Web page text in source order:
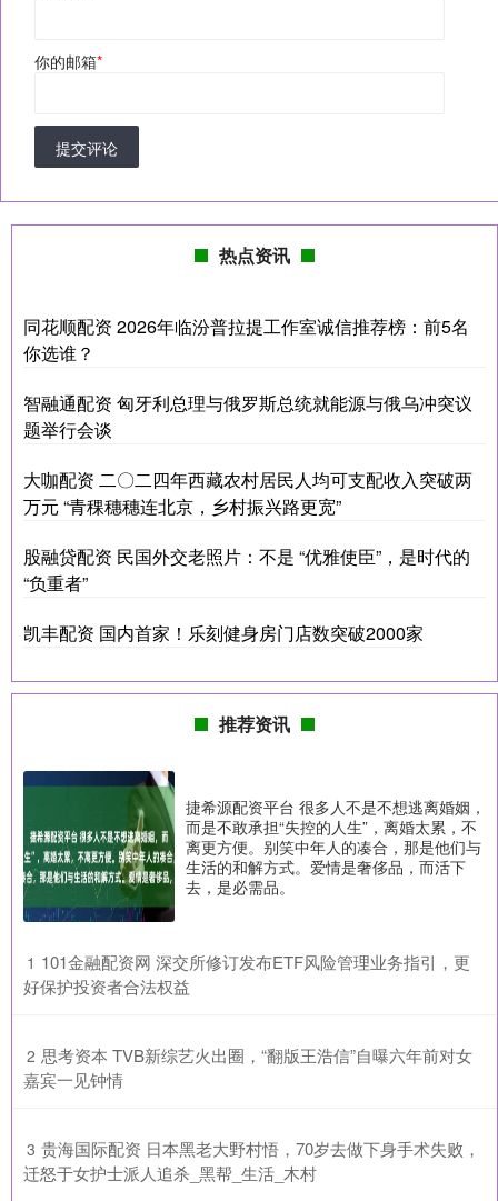
你的邮箱*
提交评论
热点资讯
同花顺配资 2026年临汾普拉提工作室诚信推荐榜：前5名
你选谁？
智融通配资 匈牙利总理与俄罗斯总统就能源与俄乌冲突议
题举行会谈
大咖配资 二〇二四年西藏农村居民人均可支配收入突破两
万元 “青稞穗穗连北京，乡村振兴路更宽”
股融贷配资 民国外交老照片：不是 “优雅使臣”，是时代的
“负重者”
凯丰配资 国内首家！乐刻健身房门店数突破2000家
推荐资讯
捷希源配资平台 很多人不是不想逃离婚姻，
而是不敢承担“失控的人生”，离婚太累，不
离更方便。别笑中年人的凑合，那是他们与
生活的和解方式。爱情是奢侈品，而活下
去，是必需品。
1 ​101金融配资网 深交所修订发布ETF风险管理业务指引，更
好保护投资者合法权益
2 ​思考资本 TVB新综艺火出圈，“翻版王浩信”自曝六年前对女
嘉宾一见钟情
3 ​贵海国际配资 日本黑老大野村悟，70岁去做下身手术失败，
迁怒于女护士派人追杀_黑帮_生活_木村